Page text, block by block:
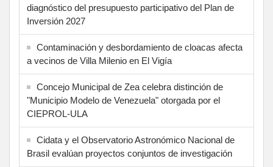
diagnóstico del presupuesto participativo del Plan de
Inversión 2027
Contaminación y desbordamiento de cloacas afecta
a vecinos de Villa Milenio en El Vigía
Concejo Municipal de Zea celebra distinción de
"Municipio Modelo de Venezuela" otorgada por el
CIEPROL-ULA
Cidata y el Observatorio Astronómico Nacional de
Brasil evalúan proyectos conjuntos de investigación